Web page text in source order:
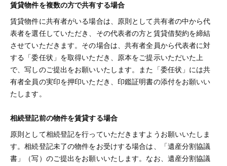
賃貸物件を複数の方で共有する場合
賃貸物件に共有者がいる場合は、原則として共有者の中から代
表者を選任していただき、その代表者の方と賃貸借契約を締結
させていただきます。その場合は、共有者全員から代表者に対
する「委任状」を取得いただき、原本をご提示いただいた上
で、写しのご提出をお願いいたします。また「委任状」には共
有者全員の実印を押印いただき、印鑑証明書の添付をお願いい
たします。
相続登記前の物件を賃貸する場合
原則として相続登記を行っていただきますようお願いいたしま
す。相続登記未了の物件をお受けする場合は、「遺産分割協議
書」（写）のご提出をお願いいたします。なお、遺産分割協議